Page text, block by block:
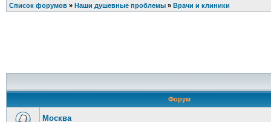
Список форумов» Наши душевные проблемы» Врачи и клиники
Форум
Москва